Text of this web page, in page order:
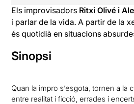
Els improvisadors Ritxi Olivé i
i parlar de la vida. A partir de la
és quotidià en situacions
Sinopsi
Quan la impro s’esgota, tornen a
entre realitat i ficció, errades i